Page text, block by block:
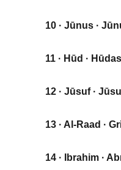
10 · Jūnus ·
11 · Hūd · Hūdas
12 · Jūsuf ·
13 · Al-Raad ·
14 · Ibrahim ·